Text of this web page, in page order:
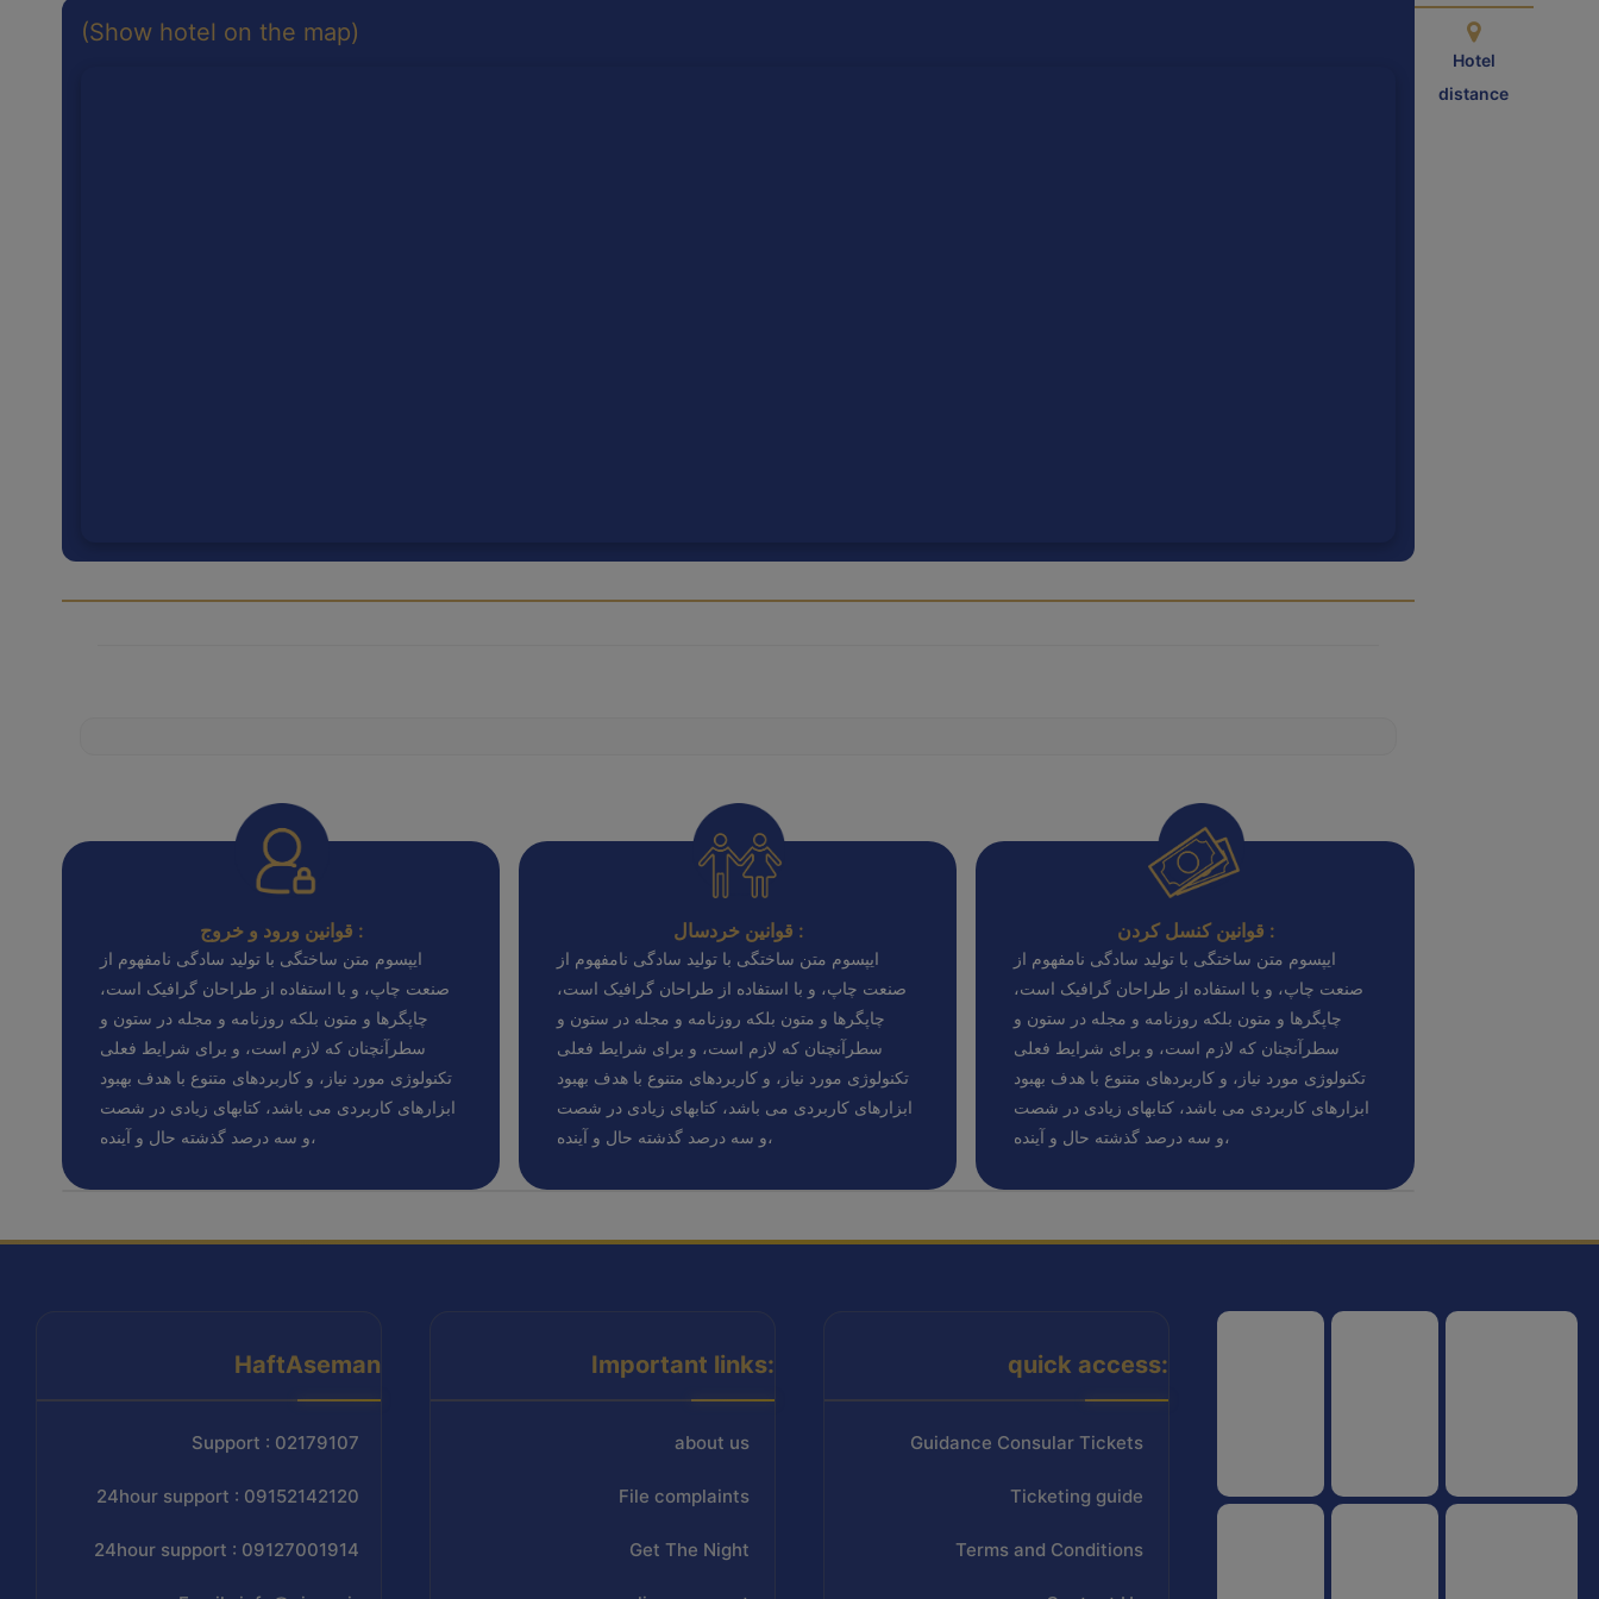
Hotel
distance
(Show hotel on the map)
قوانین ورود و خروج :
ایپسوم متن ساختگی با تولید سادگی نامفهوم از
صنعت چاپ، و با استفاده از طراحان گرافیک است،
چاپگرها و متون بلکه روزنامه و مجله در ستون و
سطرآنچنان که لازم است، و برای شرایط فعلی
تکنولوژی مورد نیاز، و کاربردهای متنوع با هدف بهبود
ابزارهای کاربردی می باشد، کتابهای زیادی در شصت
و سه درصد گذشته حال و آینده،
قوانین خردسال :
ایپسوم متن ساختگی با تولید سادگی نامفهوم از
صنعت چاپ، و با استفاده از طراحان گرافیک است،
چاپگرها و متون بلکه روزنامه و مجله در ستون و
سطرآنچنان که لازم است، و برای شرایط فعلی
تکنولوژی مورد نیاز، و کاربردهای متنوع با هدف بهبود
ابزارهای کاربردی می باشد، کتابهای زیادی در شصت
و سه درصد گذشته حال و آینده،
قوانین کنسل کردن :
ایپسوم متن ساختگی با تولید سادگی نامفهوم از
صنعت چاپ، و با استفاده از طراحان گرافیک است،
چاپگرها و متون بلکه روزنامه و مجله در ستون و
سطرآنچنان که لازم است، و برای شرایط فعلی
تکنولوژی مورد نیاز، و کاربردهای متنوع با هدف بهبود
ابزارهای کاربردی می باشد، کتابهای زیادی در شصت
و سه درصد گذشته حال و آینده،
HaftAseman
Support : 02179107
24hour support : 09152142120
24hour support : 09127001914
Important links:
about us
File complaints
Get The Night
quick access:
Guidance Consular Tickets
Ticketing guide
Terms and Conditions